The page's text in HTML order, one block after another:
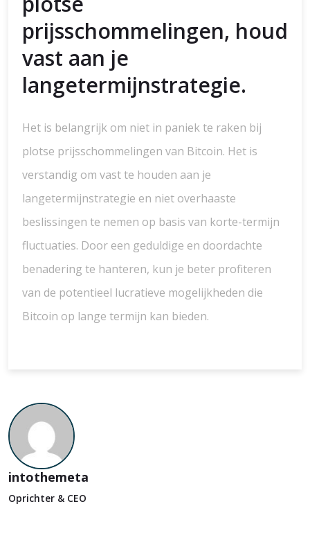
prijsschommelingen, houd
vast aan je
langetermijnstrategie.
Het is belangrijk om niet in paniek te raken bij
plotse prijsschommelingen van Bitcoin. Het is
verstandig om vast te houden aan je
langetermijnstrategie en niet overhaaste
beslissingen te nemen op basis van korte-termijn
fluctuaties. Door een geduldige en doordachte
benadering te hanteren, kun je beter profiteren
van de potentieel lucratieve mogelijkheden die
Bitcoin op lange termijn kan bieden.
intothemeta
Oprichter & CEO